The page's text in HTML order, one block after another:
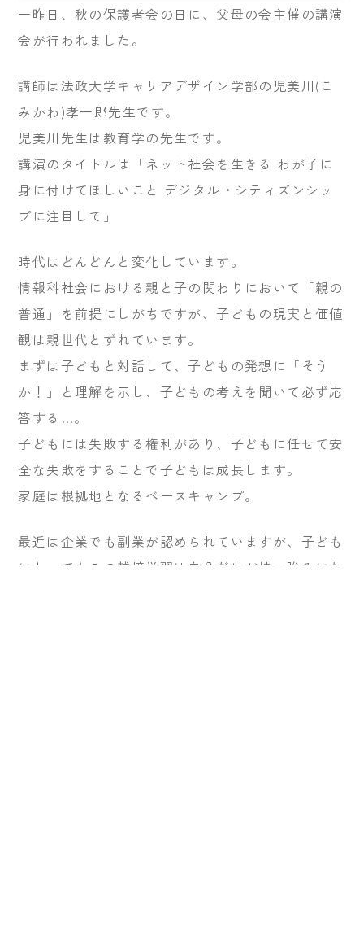
一昨日、秋の保護者会の日に、父母の会主催の講演
会が行われました。
講師は法政大学キャリアデザイン学部の児美川(こ
みかわ)孝一郎先生です。
児美川先生は教育学の先生です。
講演のタイトルは「ネット社会を生きる わが子に
身に付けてほしいこと デジタル・シティズンシッ
プに注目して」
時代はどんどんと変化しています。
情報科社会における親と子の関わりにおいて「親の
普通」を前提にしがちですが、子どもの現実と価値
観は親世代とずれています。
まずは子どもと対話して、子どもの発想に「そう
か！」と理解を示し、子どもの考えを聞いて必ず応
答する…。
子どもには失敗する権利があり、子どもに任せて安
全な失敗をすることで子どもは成長します。
家庭は根拠地となるベースキャンプ。
最近は企業でも副業が認められていますが、子ども
にとってもこの越境学習は自分だけが持つ強みにな